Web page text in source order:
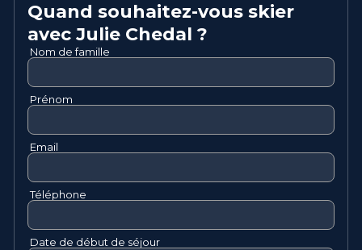
Quand souhaitez-vous skier
avec Julie Chedal ?
Nom de famille
Prénom
Email
Téléphone
Date de début de séjour